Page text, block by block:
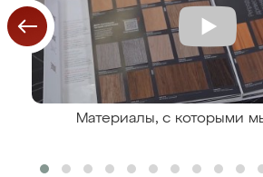
Материалы, с которыми